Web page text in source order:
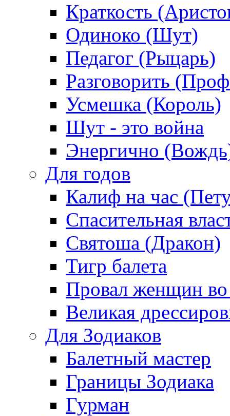
Краткость
Одиноко (Шут)
Педагог (Рыцарь)
Разговорить
Усмешка (Король)
Шут - это война
Энергично
Для годов
Калиф на час
Спасительная
Святоша (Дракон)
Тигр балета
Провал женщин во
Великая
Для Зодиаков
Балетный мастер
Границы Зодиака
Гурман